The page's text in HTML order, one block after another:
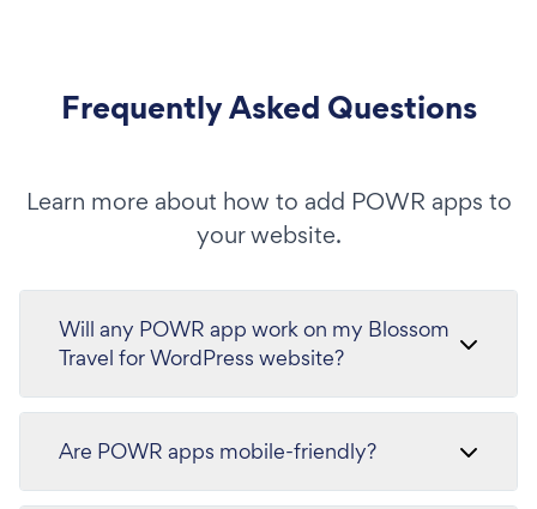
Frequently Asked Questions
Learn more about how to add POWR apps to
your website.
Will any POWR app work on my Blossom
Travel for WordPress website?
Are POWR apps mobile-friendly?